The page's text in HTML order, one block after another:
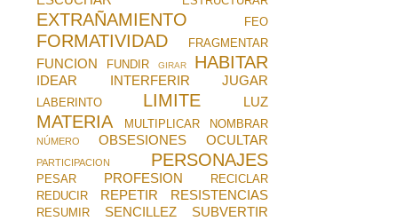
EXTRAÑAMIENTO FEO
FORMATIVIDAD FRAGMENTAR
FUNCION FUNDIR GIRAR HABITAR
IDEAR INTERFERIR JUGAR
LABERINTO LIMITE LUZ
MATERIA MULTIPLICAR NOMBRAR
NÚMERO OBSESIONES OCULTAR
PARTICIPACION PERSONAJES
PESAR PROFESION
RECICLAR
REDUCIR
REPETIR RESISTENCIAS
RESUMIR SENCILLEZ SUBVERTIR